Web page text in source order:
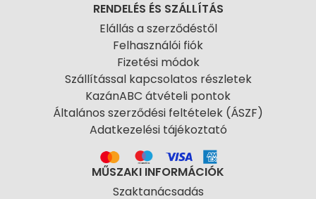
RENDELÉS ÉS SZÁLLÍTÁS
Elállás a szerződéstől
Felhasználói fiók
Fizetési módok
Szállítással kapcsolatos részletek
KazánABC átvételi pontok
Általános szerződési feltételek (ÁSZF)
Adatkezelési tájékoztató
MŰSZAKI INFORMÁCIÓK
Szaktanácsadás